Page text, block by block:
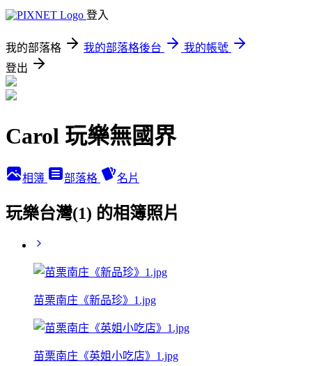
登入
我的部落格 我的部落格後台
我的帳號
登出
Carol 玩樂無國界
相簿 部落格 名片
玩樂台灣(1) 的相簿照片
苗栗南庄《新品珍》1.jpg
苗栗南庄《英姐小吃店》1.jpg